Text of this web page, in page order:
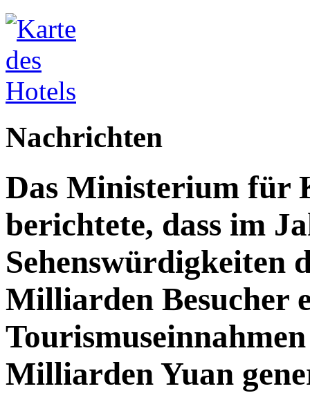
Nachrichten
Das Ministerium für
berichtete, dass im
Sehenswürdigkeiten
Milliarden Besucher
Milliarden Yuan